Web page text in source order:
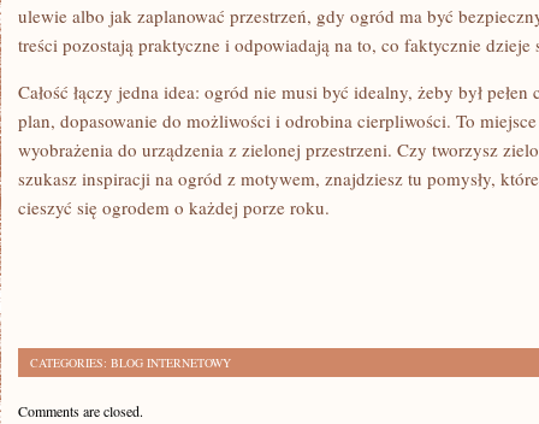
ulewie albo jak zaplanować przestrzeń, gdy ogród ma być
treści pozostają praktyczne i odpowiadają na to, co faktycznie dzieje
Całość łączy jedna idea: ogród nie musi być idealny, żeby był
plan, dopasowanie do możliwości i odrobina cierpliwości. To
wyobrażenia do urządzenia z zielonej przestrzeni. Czy tworzysz
szukasz inspiracji na ogród z motywem, znajdziesz tu pomysły,
cieszyć się ogrodem o każdej porze roku.
CATEGORIES: BLOG INTERNETOWY
Comments are closed.